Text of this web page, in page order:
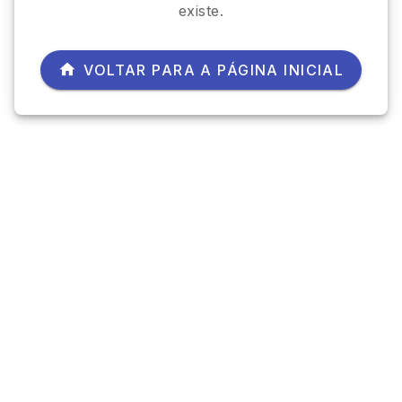
existe.
VOLTAR PARA A PÁGINA INICIAL